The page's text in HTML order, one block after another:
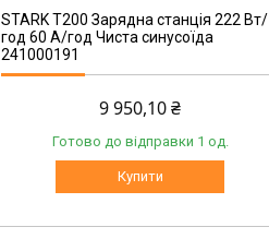
STARK T200 Зарядна станція 222 Вт/
год 60 А/год Чиста синусоїда
241000191
9 950,10 ₴
Готово до відправки 1 од.
Купити